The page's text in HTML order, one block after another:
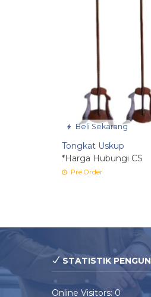
Beli Sekarang
Tongkat Uskup
*Harga Hubungi CS
Pre Order
STATISTIK
Online Visitors:0